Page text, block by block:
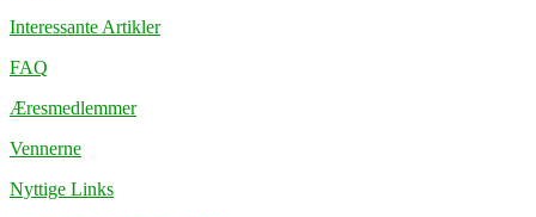
Interessante Artikler
FAQ
Æresmedlemmer
Vennerne
Nyttige Links